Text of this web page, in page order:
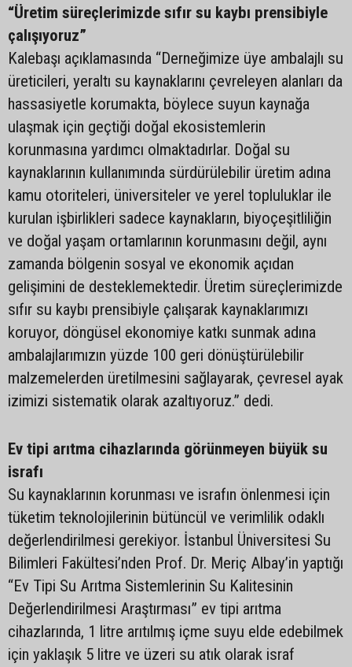
“Üretim süreçlerimizde sıfır su kaybı prensibiyle
çalışıyoruz”
Kalebaşı açıklamasında “Derneğimize üye ambalajlı su
üreticileri, yeraltı su kaynaklarını çevreleyen alanları da
hassasiyetle korumakta, böylece suyun kaynağa
ulaşmak için geçtiği doğal ekosistemlerin
korunmasına yardımcı olmaktadırlar. Doğal su
kaynaklarının kullanımında sürdürülebilir üretim adına
kamu otoriteleri, üniversiteler ve yerel topluluklar ile
kurulan işbirlikleri sadece kaynakların, biyoçeşitliliğin
ve doğal yaşam ortamlarının korunmasını değil, aynı
zamanda bölgenin sosyal ve ekonomik açıdan
gelişimini de desteklemektedir. Üretim süreçlerimizde
sıfır su kaybı prensibiyle çalışarak kaynaklarımızı
koruyor, döngüsel ekonomiye katkı sunmak adına
ambalajlarımızın yüzde 100 geri dönüştürülebilir
malzemelerden üretilmesini sağlayarak, çevresel ayak
izimizi sistematik olarak azaltıyoruz.” dedi.
Ev tipi arıtma cihazlarında görünmeyen büyük su
israfı
Su kaynaklarının korunması ve israfın önlenmesi için
tüketim teknolojilerinin bütüncül ve verimlilik odaklı
değerlendirilmesi gerekiyor. İstanbul Üniversitesi Su
Bilimleri Fakültesi’nden Prof. Dr. Meriç Albay’in yaptığı
“Ev Tipi Su Arıtma Sistemlerinin Su Kalitesinin
Değerlendirilmesi Araştırması” ev tipi arıtma
cihazlarında, 1 litre arıtılmış içme suyu elde edebilmek
için yaklaşık 5 litre ve üzeri su atık olarak israf